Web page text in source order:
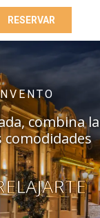
combina la
comodidades
RESERVAR